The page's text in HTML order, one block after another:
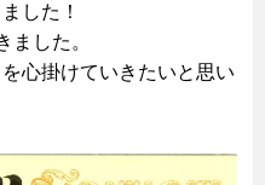
した！
ました。
心掛けていきたいと思い